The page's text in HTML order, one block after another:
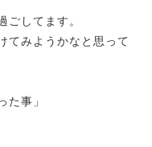
ごしてます。
てみようかなと思って
た事」